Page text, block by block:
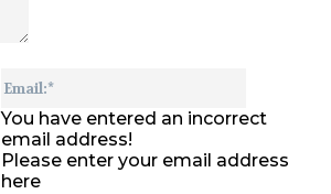
You have entered an incorrect
email address!
Please enter your email address
here